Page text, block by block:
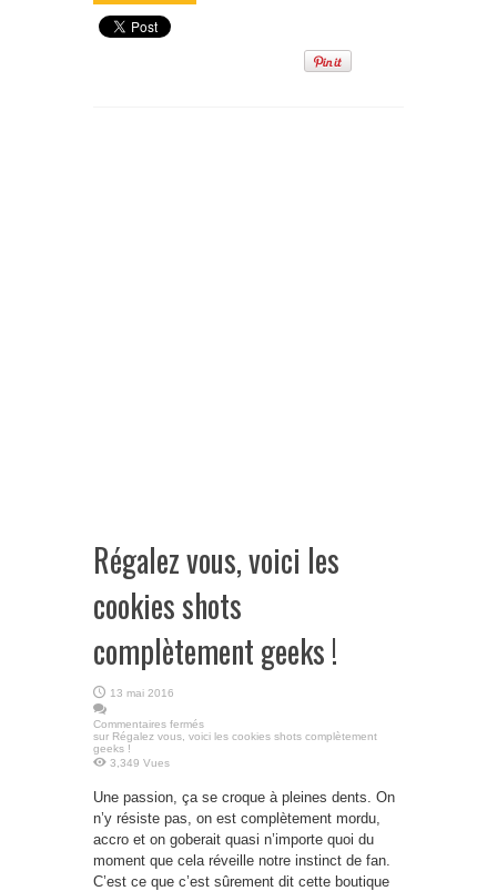
Régalez vous, voici les
cookies shots
complètement geeks !
13 mai 2016
Commentaires fermés
sur Régalez vous, voici les cookies shots complètement
geeks !
3,349 Vues
Une passion, ça se croque à pleines dents. On
n’y résiste pas, on est complètement mordu,
accro et on goberait quasi n’importe quoi du
moment que cela réveille notre instinct de fan.
C’est ce que c’est sûrement dit cette boutique